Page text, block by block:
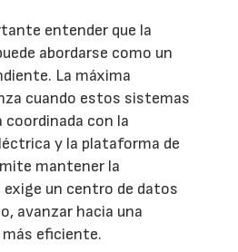
entender que la
abordarse como un
La máxima
cuando estos sistemas
con la
y la plataforma de
mantener la
exige un centro de datos
avanzar hacia una
eficiente.